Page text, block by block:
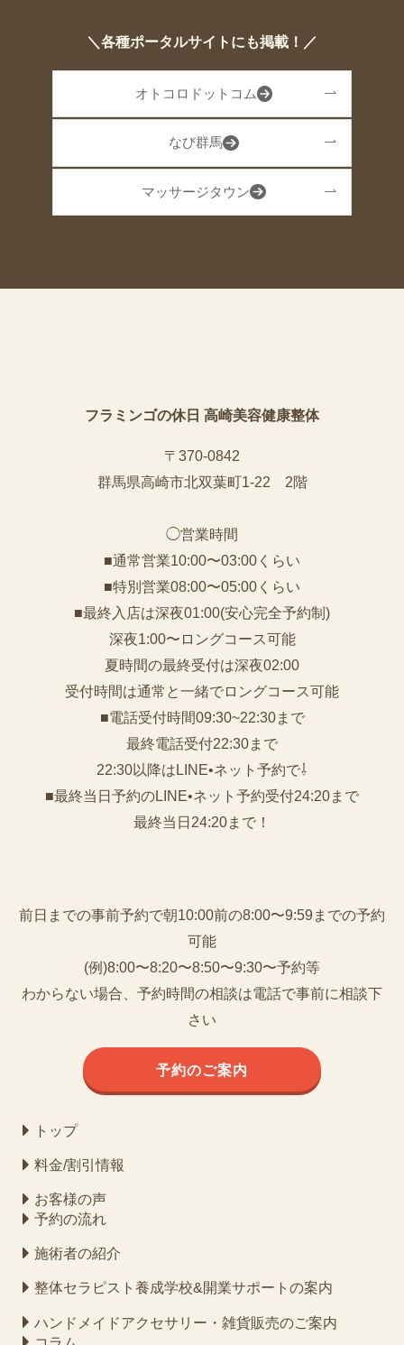
＼各種ポータルサイトにも掲載！／
オトコロドットコム
なび群馬
マッサージタウン
フラミンゴの休日 高崎美容健康整体
〒370-0842
群馬県高崎市北双葉町1-22 2階
◯営業時間
■通常営業10:00〜03:00くらい
■特別営業08:00〜05:00くらい
■最終入店は深夜01:00(安心完全予約制)
深夜1:00〜ロングコース可能
夏時間の最終受付は深夜02:00
受付時間は通常と一緒でロングコース可能
■電話受付時間09:30~22:30まで
️最終電話受付22:30まで
22:30以降はLINE•ネット予約で⇩
■最終当日予約のLINE•ネット予約受付24:20まで
最終当日24:20まで！
前日までの事前予約で朝10:00前の8:00〜9:59までの予約
可能
(例)8:00〜8:20〜8:50〜9:30〜予約等
わからない場合、予約時間の相談は電話で事前に相談下
さい
予約のご案内
トップ
料金/割引情報
お客様の声
予約の流れ
施術者の紹介
整体セラピスト養成学校&開業サポートの案内
ハンドメイドアクセサリー・雑貨販売のご案内